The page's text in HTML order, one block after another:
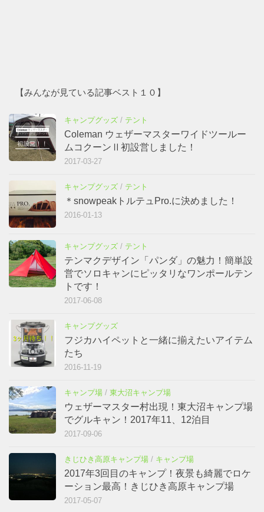
【みんなが見ている記事ベスト１０】
キャンプグッズ / テント
Coleman ウェザーマスターワイドツールー
ムコクーンⅡ初設営しました！
2017-03-27
キャンプグッズ / テント
＊snowpeakトルテュPro.に決めました！
2016-01-13
キャンプグッズ / テント
テンマクデザイン「パンダ」の魅力！簡単設
営でソロキャンにピッタリなワンポールテン
トです！
2017-06-08
キャンプグッズ
フジカハイペットと一緒に揃えたいアイテム
たち
2016-11-19
キャンプ場 / 東大沼キャンプ場
ウェザーマスター村出現！東大沼キャンプ場
でグルキャン！2017年11、12泊目
2017-09-06
きじひき高原キャンプ場 / キャンプ場
2017年3回目のキャンプ！夜景も綺麗でロケ
ーション最高！きじひき高原キャンプ場
2017-05-07